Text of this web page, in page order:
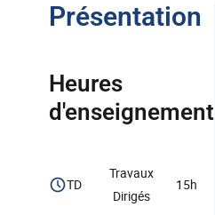
Présentation
Heures
d'enseignement
TD
Travaux
Dirigés
15h